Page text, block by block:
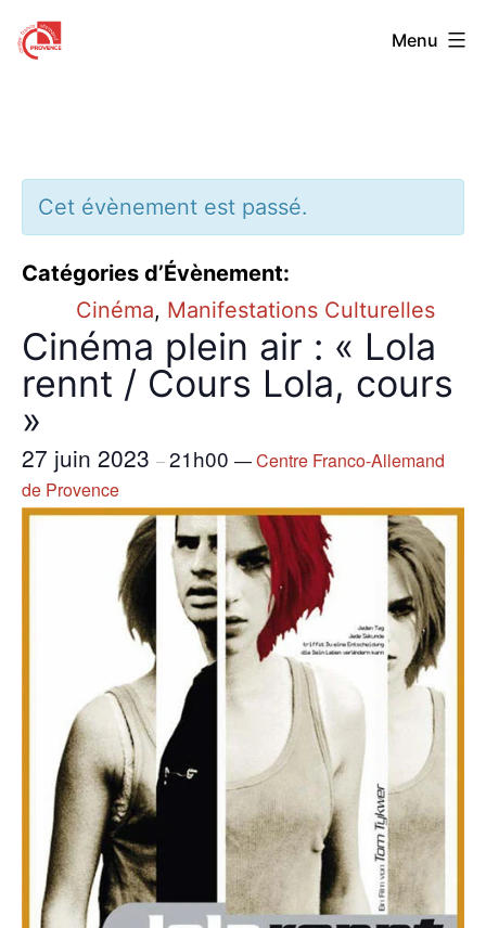
Aller
auCentre
Provence
Menu
Cet évènement est passé.
Catégories d’Évènement:
Cinéma, Manifestations Culturelles
Cinéma plein air : « Lola
rennt / Cours Lola, cours
»
27 juin 2023 –21h00 —Centre Franco-Allemand
de Provence